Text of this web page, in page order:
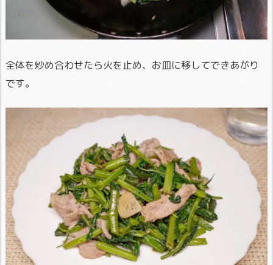
全体を炒め合わせたら火を止め、お皿に移してできあがり
です。